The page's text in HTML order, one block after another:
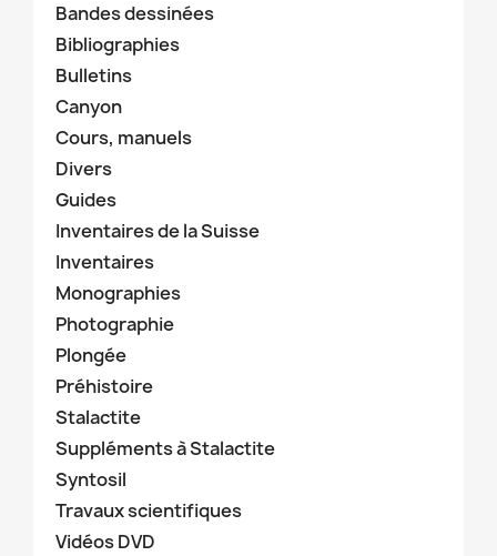
Bandes dessinées
Bibliographies
Bulletins
Canyon
Cours, manuels
Divers
Guides
Inventaires de la Suisse
Inventaires
Monographies
Photographie
Plongée
Préhistoire
Stalactite
Suppléments à Stalactite
Syntosil
Travaux scientifiques
Vidéos DVD